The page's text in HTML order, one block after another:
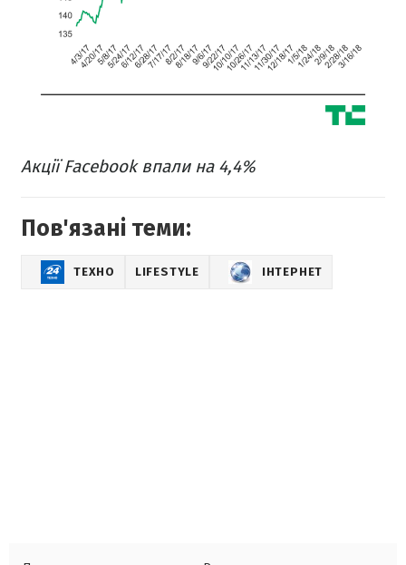
Акції Facebook впали на 4,4%
Пов'язані теми:
ТЕХНО LIFESTYLE ІНТЕРНЕТ